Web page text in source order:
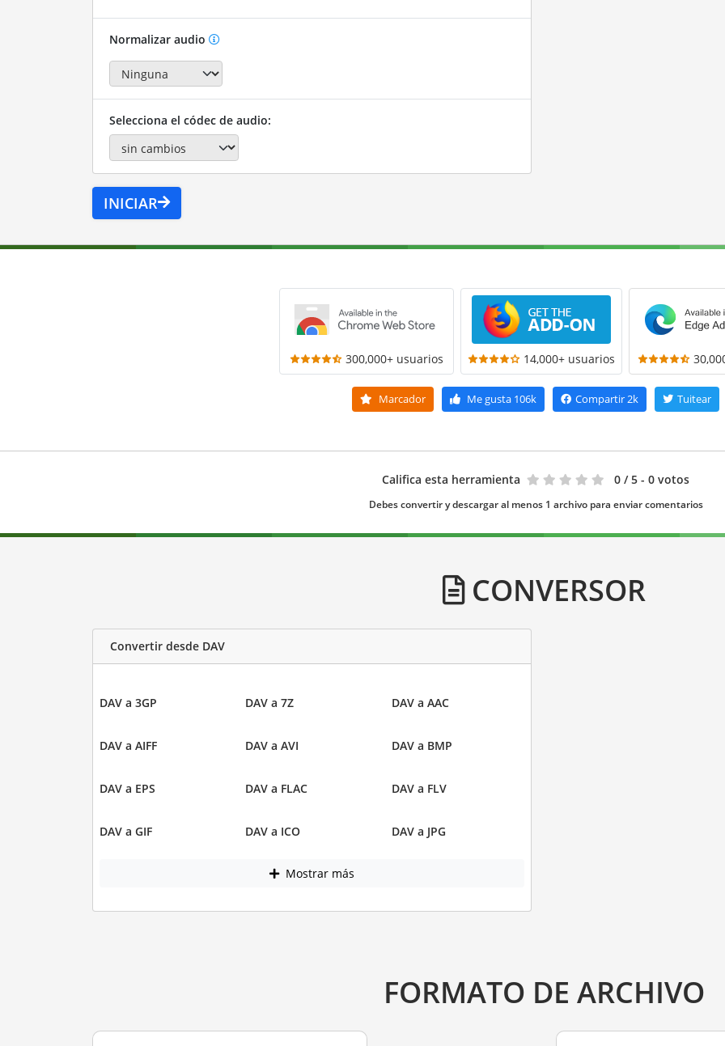
Normalizar audio
Selecciona el códec de audio:
INICIAR
300,000+ usuarios 14,000+ usuarios
Marcador Me gusta 106k Compartir2k Tuitear
Califica esta herramienta 0 / 5 - 0 votos
Debes convertir y descargar al menos 1 archivo para enviar comentarios
CONVERSOR
Convertir desde DAV
DAV a 3GP DAV a 7Z DAV a AAC
DAV a AIFF DAV a AVI DAV a BMP
DAV a EPS DAV a FLAC DAV a FLV
DAV a GIF DAV a ICO DAV a JPG
Mostrar más
FORMATO DE ARCHIVO